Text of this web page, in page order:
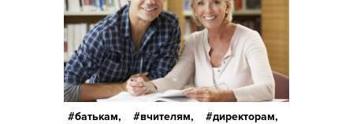
батькам, вчителям,
директорам,